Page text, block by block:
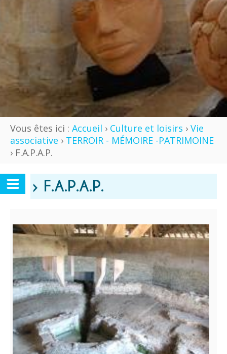
Vous êtes ici : Accueil › Culture et loisirs › Vie
associative › TERROIR - MÉMOIRE -PATRIMOINE
› F.A.P.A.P.
› F.A.P.A.P.